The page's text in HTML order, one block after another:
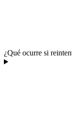
¿Qué ocurre si